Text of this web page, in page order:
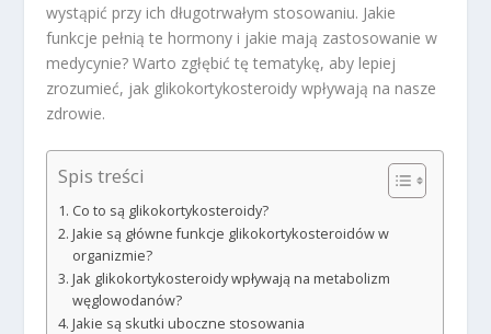
wystąpić przy ich długotrwałym stosowaniu. Jakie
funkcje pełnią te hormony i jakie mają zastosowanie w
medycynie? Warto zgłębić tę tematykę, aby lepiej
zrozumieć, jak glikokortykosteroidy wpływają na nasze
zdrowie.
Spis treści
Co to są glikokortykosteroidy?
Jakie są główne funkcje glikokortykosteroidów w
organizmie?
Jak glikokortykosteroidy wpływają na metabolizm
węglowodanów?
Jakie są skutki uboczne stosowania